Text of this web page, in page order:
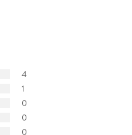
4
1
0
0
0